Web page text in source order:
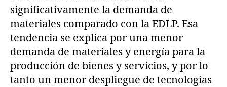
significativamente la demanda de
materiales comparado con la EDLP. Esa
tendencia se explica por una menor
demanda de materiales y energía para la
producción de bienes y servicios, y por lo
tanto un menor despliegue de tecnologías